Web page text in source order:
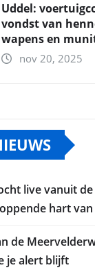
Uddel:
vondst van
wapens en
nov 20, 2025
live vanuit
hart
de
je alert blijft